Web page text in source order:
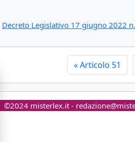
Decreto Legislativo 17 giugno 2022
«Articolo 51
©2024 misterlex.it -